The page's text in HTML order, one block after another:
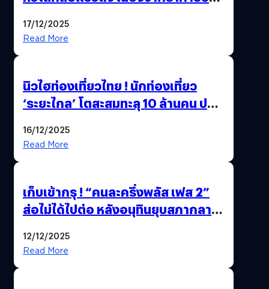
17/12/2025
Read More
นิวไฮท่องเที่ยวไทย ! นักท่องเที่ยว
‘ระยะไกล’ โตสะสมทะลุ 10 ล้านคน ปลุก
11.66 ล้านคน
16/12/2025
Read More
เก็บเข้ากรุ ! “คนละครึ่งพลัส เฟส 2”
ส่อไม่ได้ไปต่อ หลังอนุทินยุบสภากลาย
15 ธ.ค. นี้
12/12/2025
Read More